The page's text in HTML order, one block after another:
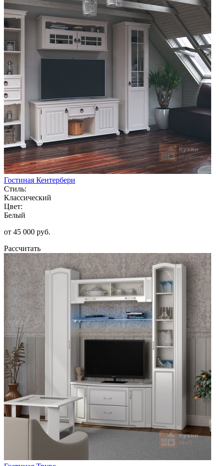
Гостиная Кентербери
Стиль:
Классический
Цвет:
Белый
от 45 000 руб.
Рассчитать